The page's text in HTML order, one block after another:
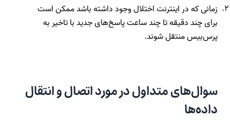
زمانی که در اینترنت اختلال وجود داشته باشد ممکن است
برای چند دقیقه تا چند ساعت پاسخ‌های جدید با تاخیر به
پرس‌بیس منتقل شوند.
سوال‌های متداول در مورد اتصال و انتقال
داده‌ها